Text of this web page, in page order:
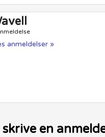
anmeldelser »
en